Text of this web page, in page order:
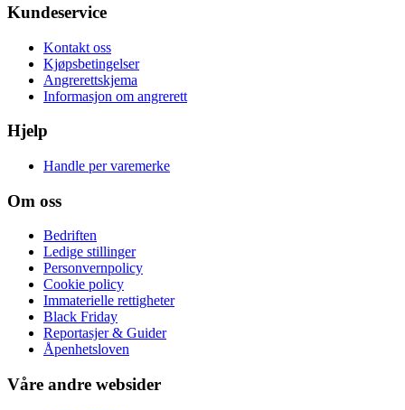
Kundeservice
Kontakt oss
Kjøpsbetingelser
Angrerettskjema
Informasjon om angrerett
Hjelp
Handle per varemerke
Om oss
Bedriften
Ledige stillinger
Personvernpolicy
Cookie policy
Immaterielle rettigheter
Black Friday
Reportasjer & Guider
Åpenhetsloven
Våre andre websider